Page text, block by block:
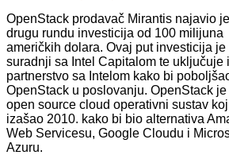
OpenStack prodavač Mirantis najavio je
drugu rundu investicija od 100 milijuna
američkih dolara. Ovaj put investicija je
suradnji sa Intel Capitalom te uključuje i
partnerstvo sa Intelom kako bi
OpenStack u poslovanju. OpenStack je
open source cloud operativni sustav
izašao 2010. kako bi bio alternativa
Web Servicesu, Google Cloudu i
Azuru.